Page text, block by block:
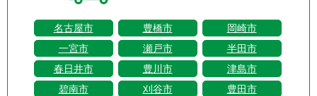
名古屋市 豊橋市
岡崎市
一宮市
瀬戸市
半田市
春日井市
豊川市
津島市
碧南市
刈谷市
豊田市